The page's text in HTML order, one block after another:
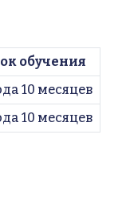
обучения
10 месяцев
10 месяцев